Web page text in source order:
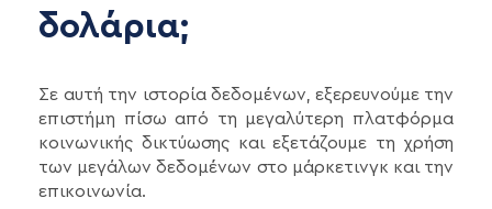
δολάρια;
Σε αυτή την ιστορία δεδομένων, εξερευνούμε την
επιστήμη πίσω από τη μεγαλύτερη πλατφόρμα
κοινωνικής δικτύωσης και εξετάζουμε τη χρήση
των μεγάλων δεδομένων στο μάρκετινγκ και την
επικοινωνία.